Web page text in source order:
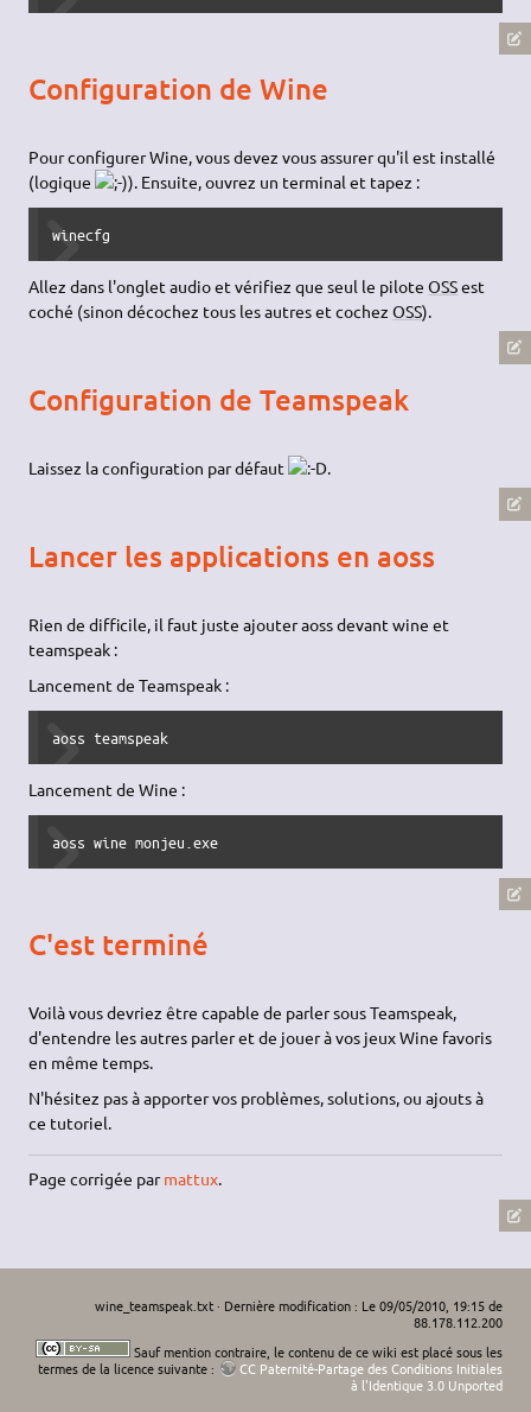
Configuration de Wine
Pour configurer Wine, vous devez vous assurer qu'il est installé
(logique
). Ensuite, ouvrez un terminal et tapez :
winecfg
Allez dans l'onglet audio et vérifiez que seul le piloteOSSest
coché (sinon décochez tous les autres et cochezOSS).
Configuration de Teamspeak
Laissez la configuration par défaut .
Lancer les applications en aoss
Rien de difficile, il faut juste ajouter aoss devant wine et
teamspeak :
Lancement de Teamspeak :
aoss teamspeak
Lancement de Wine :
aoss wine monjeu.exe
C'est terminé
Voilà vous devriez être capable de parler sous Teamspeak,
d'entendre les autres parler et de jouer à vos jeux Wine favoris
en même temps.
N'hésitez pas à apporter vos problèmes, solutions, ou ajouts à
ce tutoriel.
Page corrigée parmattux.
wine_teamspeak.txt· Dernière modification : Le 09/05/2010, 19:15 de
88.178.112.200
Sauf mention contraire, le contenu de ce wiki est placé sous les
termes de la licence suivante :
CC Paternité-Partage des Conditions Initiales
à l'Identique 3.0 Unported